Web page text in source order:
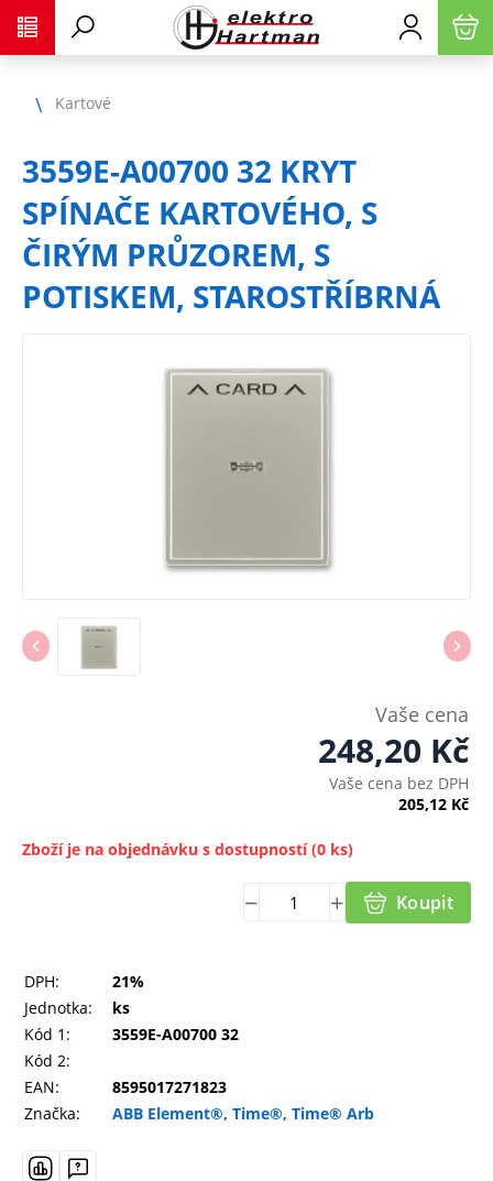
Kartové
3559E-A00700 32 KRYT
SPÍNAČE KARTOVÉHO, S
ČIRÝM PRŮZOREM, S
POTISKEM, STAROSTŘÍBRNÁ
Vaše cena
248,20 Kč
Vaše cena bez DPH
205,12 Kč
Zboží je na objednávku s dostupností(0 ks)
Koupit
DPH:
21%
Jednotka:
ks
Kód 1:
3559E-A00700 32
Kód 2:
EAN:
8595017271823
Značka:
ABB Element®, Time®, Time® Arb